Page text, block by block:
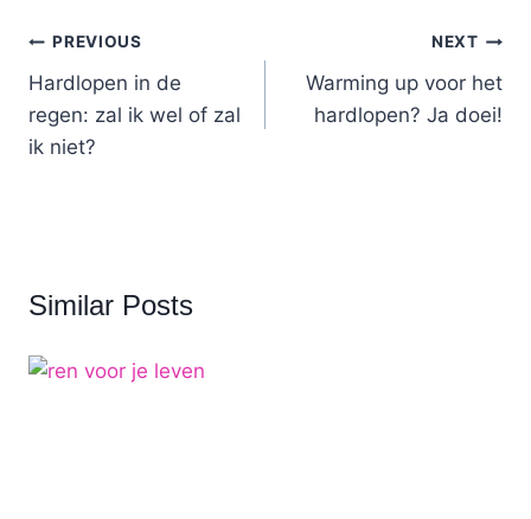
Post
navigation
PREVIOUS
Hardlopen in de
regen: zal ik wel of zal
ik niet?
NEXT
Warming up voor het
hardlopen? Ja doei!
Similar Posts